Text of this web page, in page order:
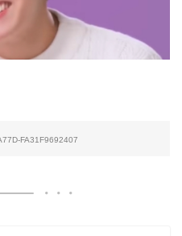
FA31F9692407